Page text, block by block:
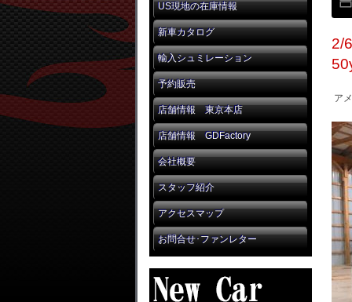
US現地の在庫情報
新車カタログ
輸入シュミレーション
予約販売
店舗情報 東京本店
店舗情報 GDFactory
会社概要
スタッフ紹介
アクセスマップ
お問合せ･ファンレター
2/
ア